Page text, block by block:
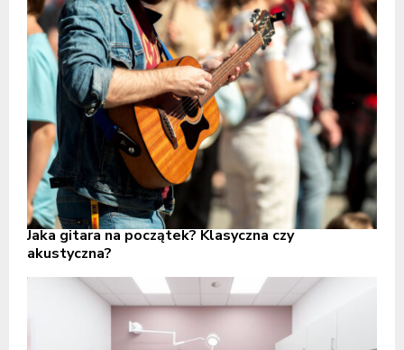
Jaka gitara na początek? Klasyczna czy
akustyczna?